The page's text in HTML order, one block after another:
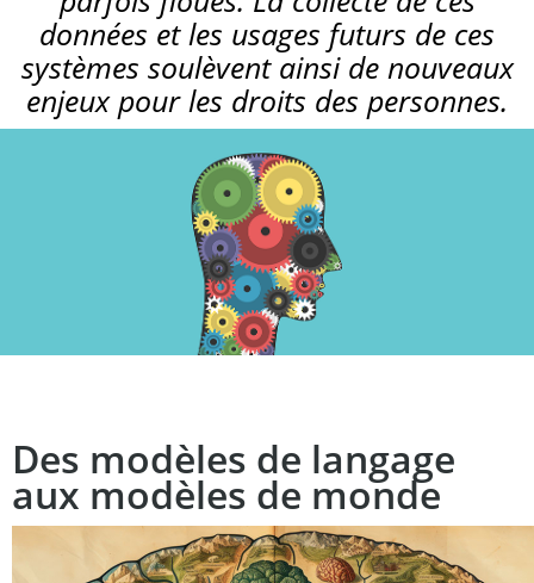
données et les usages futurs de ces
systèmes soulèvent ainsi de nouveaux
enjeux pour les droits des personnes.
Des modèles de langage
aux modèles de monde